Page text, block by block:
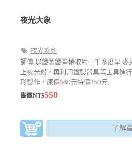
夜光大象
夜光系列
師傅 以鐵製鐵管捲取約一千多度呈
上夜光粉，再利用鐵製器具等工具進
形製作，原價580元特價350元
售價NT$550
了解